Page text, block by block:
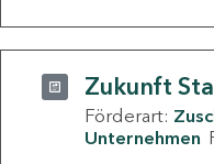
Zukunft
Förderart:
Unternehmen